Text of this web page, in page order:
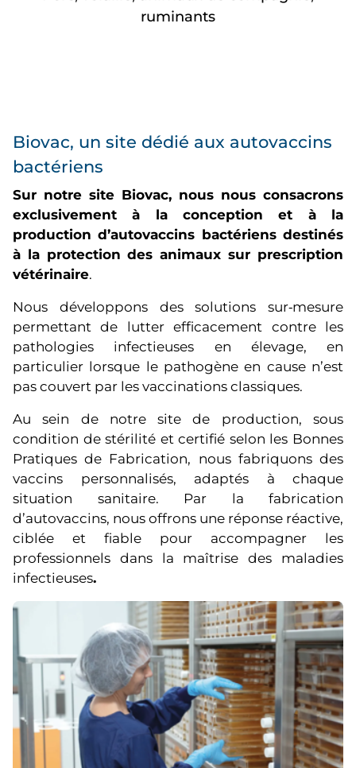
ruminants
Biovac, un site dédié aux autovaccins
bactériens
Sur notre site Biovac, nous nous consacrons
exclusivement à la conception et à la
production d’autovaccins bactériens destinés
à la protection des animaux sur prescription
vétérinaire.
Nous développons des solutions sur‑mesure
permettant de lutter efficacement contre les
pathologies infectieuses en élevage, en
particulier lorsque le pathogène en cause n’est
pas couvert par les vaccinations classiques.
Au sein de notre site de production, sous
condition de stérilité et certifié selon les Bonnes
Pratiques de Fabrication, nous fabriquons des
vaccins personnalisés, adaptés à chaque
situation sanitaire. Par la fabrication
d’autovaccins, nous offrons une réponse réactive,
ciblée et fiable pour accompagner les
professionnels dans la maîtrise des maladies
infectieuses.